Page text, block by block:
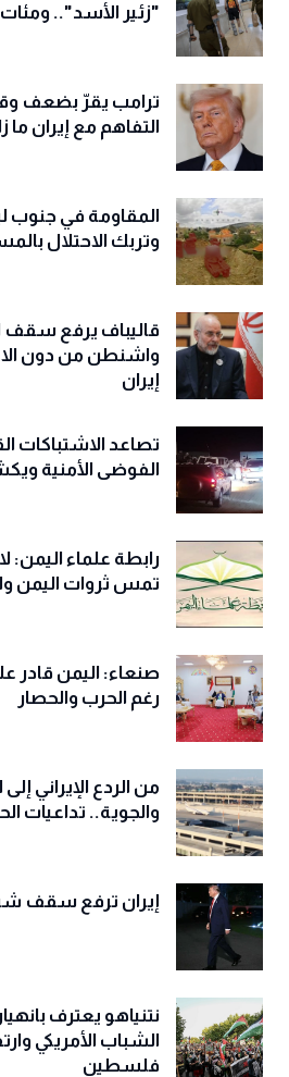
"زئير الأسد"..
ترامب يقرّ بضعف
التفاهم مع إيران ما
المقاومة في جنوب
وتربك الاحتلال
قاليباف يرفع سقف
واشنطن من دون
إيران
تصاعد الاشتباكات
الفوضى الأمنية
رابطة علماء اليمن:
تمس ثروات اليمن
صنعاء: اليمن قادر
رغم الحرب والحصار
من الردع الإيراني
والجوية.. تداعيات
إيران ترفع سقف
نتنياهو يعترف
الشباب الأمريكي
فلسطين